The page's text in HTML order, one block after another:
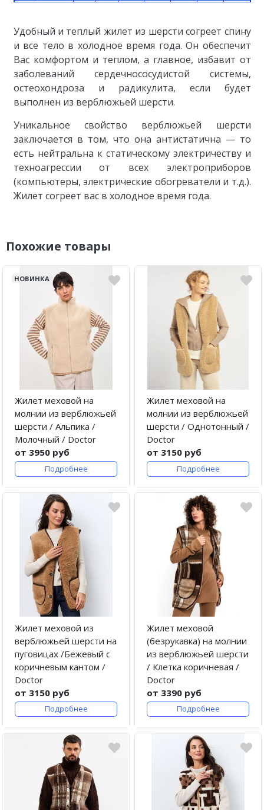
Удобный и теплый жилет из шерсти согреет спину
и все тело в холодное время года. Он обеспечит
Вас комфортом и теплом, а главное, избавит от
заболеваний сердечнососудистой системы,
остеохондроза и радикулита, если будет
выполнен из верблюжьей шерсти.
Уникальное свойство верблюжьей шерсти
заключается в том, что она антистатична — то
есть нейтральна к статическому электричеству и
техноагрессии от всех электроприборов
(компьютеры, электрические обогреватели и т.д.).
Жилет согреет вас в холодное время года.
Похожие товары
НОВИНКА
Жилет меховой на
молнии из верблюжьей
шерсти / Альпика /
Молочный / Doctor
от 3950 руб
Подробнее
Жилет меховой на
молнии из верблюжьей
шерсти / Однотонный /
Doctor
от 3150 руб
Подробнее
Жилет меховой из
верблюжьей шерсти на
пуговицах /Бежевый с
коричневым кантом /
Doctor
от 3150 руб
Подробнее
Жилет меховой
(безрукавка) на молнии
из верблюжьей шерсти
/ Клетка коричневая /
Doctor
от 3390 руб
Подробнее